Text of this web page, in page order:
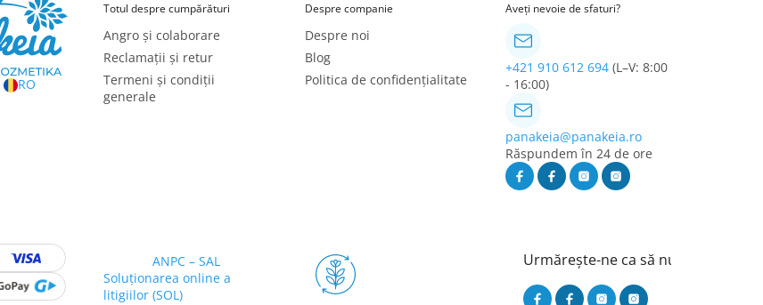
RO
Totul despre cumpărături
Angro și colaborare
Reclamații și retur
Termeni și condiții
generale
Despre companie
Despre noi
Blog
Politica de confidențialitate
Aveți nevoie de sfaturi?
+421 910 612 694 (L–V: 8:00
- 16:00)
panakeia@panakeia.ro
Răspundem în 24 de ore
ANPC – SAL
Soluționarea online a
litigiilor (SOL)
Urmărește-ne ca să nu ratezi nimic